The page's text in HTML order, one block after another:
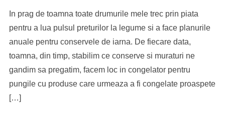
In prag de toamna toate drumurile mele trec prin piata
pentru a lua pulsul preturilor la legume si a face planurile
anuale pentru conservele de iarna. De fiecare data,
toamna, din timp, stabilim ce conserve si muraturi ne
gandim sa pregatim, facem loc in congelator pentru
pungile cu produse care urmeaza a fi congelate proaspete
[…]